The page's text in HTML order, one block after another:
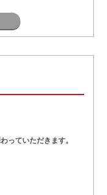
っていただきます。